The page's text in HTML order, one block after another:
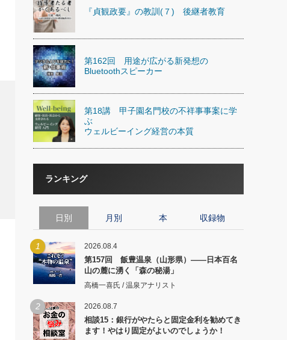
『貞観政要』の教訓(７) 後継者教育
第162回 用途が広がる新発想の
Bluetoothスピーカー
第18講 甲子園名門校の不祥事事案に学
ぶ
ウェルビーイング経営の本質
ランキング
日別 月別 本 収録物
1 2026.08.4
第157回 飯豊温泉（山形県）――日本百名
山の麓に湧く「森の秘湯」
高橋一喜氏 / 温泉アナリスト
2 2026.08.7
相談15：銀行がやたらと固定金利を勧めてき
ます！やはり固定がよいのでしょうか！